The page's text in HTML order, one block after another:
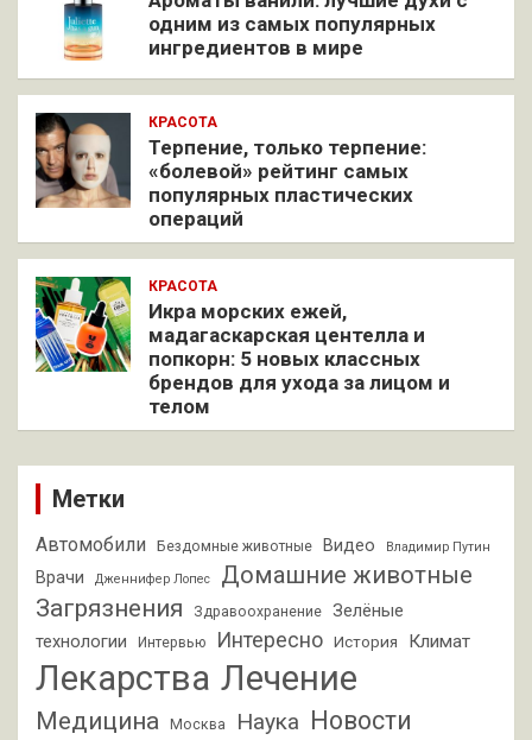
одним из самых популярных
ингредиентов в мире
КРАСОТА
Терпение, только терпение:
«болевой» рейтинг самых
популярных пластических
операций
КРАСОТА
Икра морских ежей,
мадагаскарская центелла и
попкорн: 5 новых классных
брендов для ухода за лицом и
телом
Метки
Автомобили Бездомные животные Видео Владимир Путин
Врачи Дженнифер Лопес
Домашние животные
Загрязнения
Здравоохранение
Зелёные
технологии
Интервью Интересно История Климат
Лекарства Лечение
Медицина Москва Наука
Новости